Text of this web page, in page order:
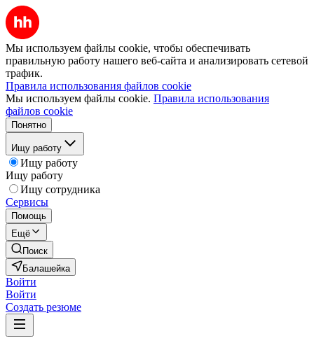
Мы используем файлы cookie, чтобы обеспечивать
правильную работу нашего веб-сайта и анализировать сетевой
трафик.
Правила использования файлов cookie
Мы используем файлы cookie. Правила использования
файлов cookie
Понятно
Ищу работу
Ищу работу
Ищу работу
Ищу сотрудника
Сервисы
Помощь
Ещё
Поиск
Балашейка
Войти
Войти
Создать резюме